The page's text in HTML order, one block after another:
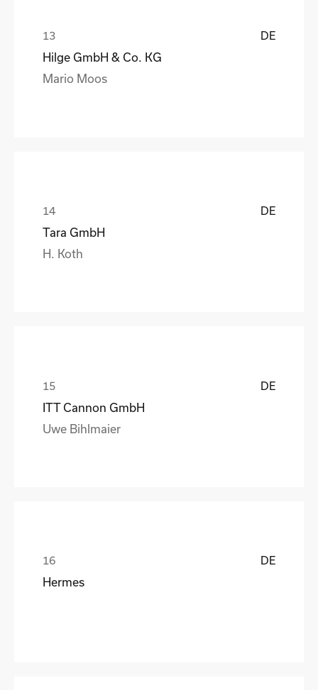
DE
Hilge GmbH & Co. KG
Mario Moos
DE
Tara GmbH
H. Koth
DE
ITT Cannon GmbH
Uwe Bihlmaier
DE
Hermes